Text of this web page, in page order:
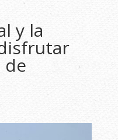
y la
de